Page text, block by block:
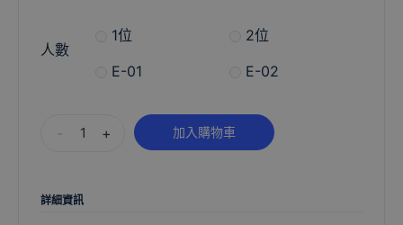
人數
1位
2位
E-01
E-02
+ 加入購物車
詳細資訊